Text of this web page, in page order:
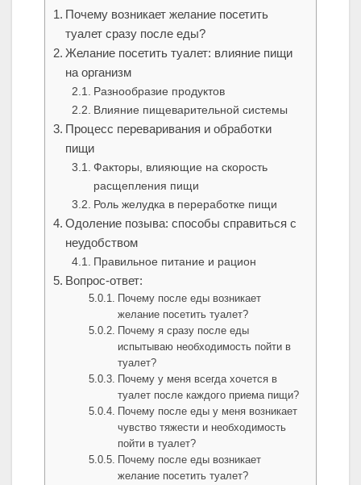
Почему возникает желание посетить
туалет сразу после еды?
Желание посетить туалет: влияние пищи
на организм
Разнообразие продуктов
Влияние пищеварительной системы
Процесс переваривания и обработки
пищи
Факторы, влияющие на скорость
расщепления пищи
Роль желудка в переработке пищи
Одоление позыва: способы справиться с
неудобством
Правильное питание и рацион
Вопрос-ответ:
Почему после еды возникает
желание посетить туалет?
Почему я сразу после еды
испытываю необходимость пойти в
туалет?
Почему у меня всегда хочется в
туалет после каждого приема пищи?
Почему после еды у меня возникает
чувство тяжести и необходимость
пойти в туалет?
Почему после еды возникает
желание посетить туалет?